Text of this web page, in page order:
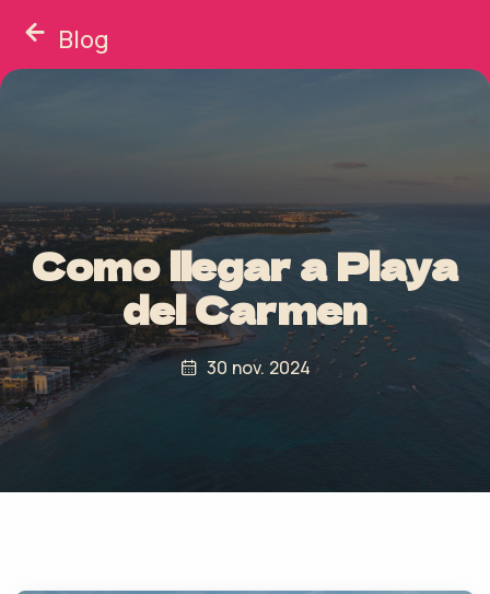
Blog
Como llegar a Playa
del Carmen
30 nov. 2024